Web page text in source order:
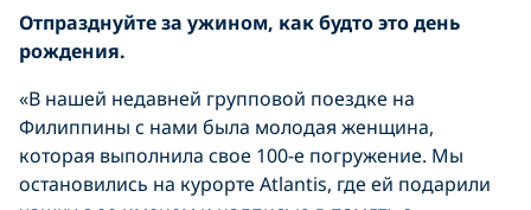
Отпразднуйте за ужином, как будто это день
рождения.
«В нашей недавней групповой поездке на
Филиппины с нами была молодая женщина,
которая выполнила свое 100-е погружение. Мы
остановились на курорте Atlantis, где ей подарили